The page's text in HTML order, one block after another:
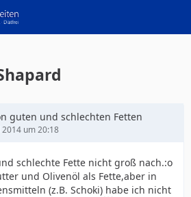
guten und schlechten Fetten
2014 um 20:18
schlechte Fette nicht groß nach.:o
und Olivenöl als Fette,aber in
(z.B. Schoki) habe ich nicht